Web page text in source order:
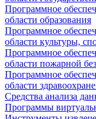
Программное
области образования
Программное
области культуры,
Программное
области пожарной
Программное
области
Средства анализа
Программы